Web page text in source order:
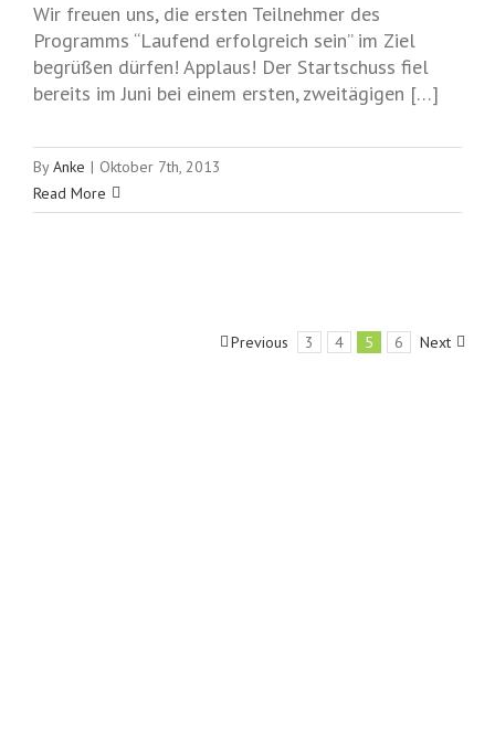
Wir freuen uns, die ersten Teilnehmer des
Programms “Laufend erfolgreich sein” im Ziel
begrüßen dürfen! Applaus! Der Startschuss fiel
bereits im Juni bei einem ersten, zweitägigen […]
ByAnke | Oktober 7th, 2013
Read More
Previous 3 4 5 6 Next